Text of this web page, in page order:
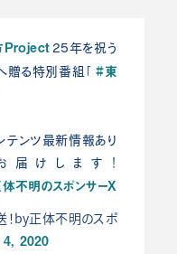
Project25年を祝う
贈る特別番組「#東
テンツ最新情報あり
届けします！
不明のスポンサーX
by正体不明のスポ
2020